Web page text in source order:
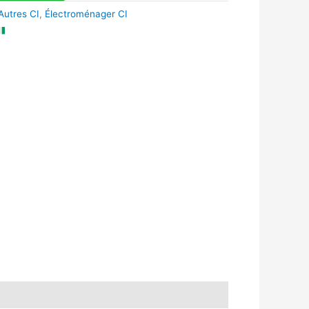
CI, Électroménager CI